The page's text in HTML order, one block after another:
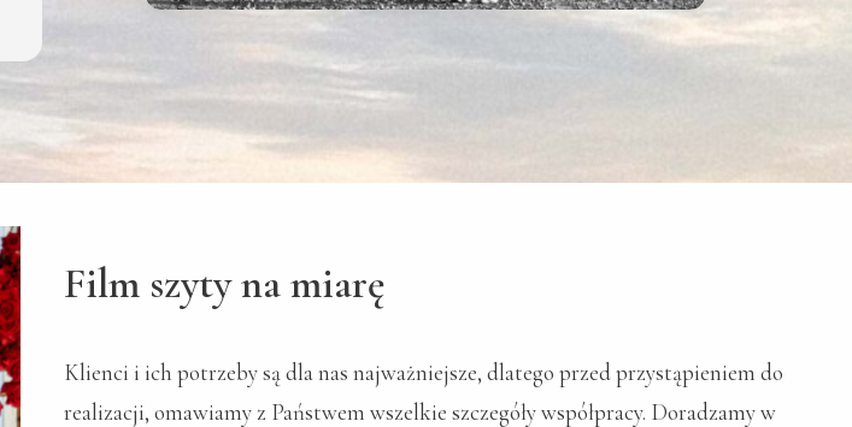
Film szyty na miarę
Klienci i ich potrzeby są dla nas najważniejsze, dlatego przed przystąpieniem do
realizacji, omawiamy z Państwem wszelkie szczegóły współpracy. Doradzamy w